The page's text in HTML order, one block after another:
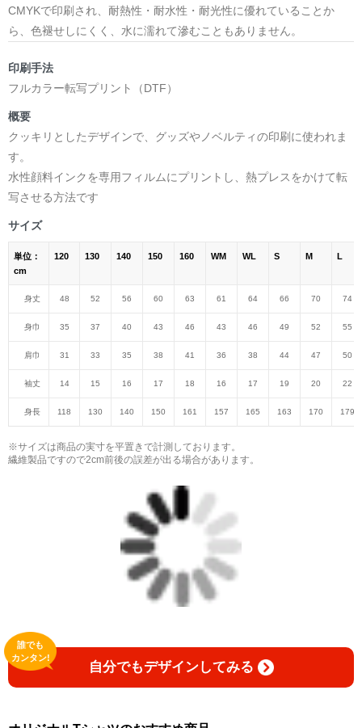
CMYKで印刷され、耐熱性・耐水性・耐光性に優れていることか
ら、色褪せしにくく、水に濡れて滲むこともありません。
印刷手法
フルカラー転写プリント（DTF）
概要
クッキリとしたデザインで、グッズやノベルティの印刷に使われま
す。
水性顔料インクを専用フィルムにプリントし、熱プレスをかけて転
写させる方法です
サイズ
単位：
cm
120 130 140 150 160 WM WL S M L
身丈 48 52 56 60 63 61 64 66 70 74
身巾 35 37 40 43 46 43 46 49 52 55
肩巾 31 33 35 38 41 36 38 44 47 50
袖丈 14 15 16 17 18 16 17 19 20 22
身長 118 130 140 150 161 157 165 163 170 179
※サイズは商品の実寸を平置きで計測しております。
繊維製品ですので2cm前後の誤差が出る場合があります。
自分でもデザインしてみる
誰でも
カンタン!